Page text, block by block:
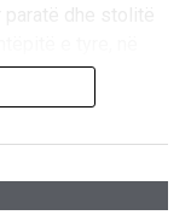
si dhe u